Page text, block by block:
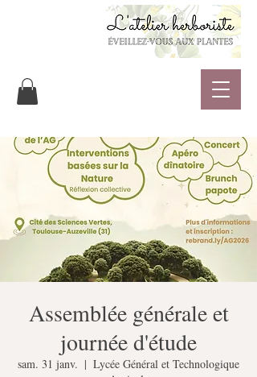
Assemblée générale et
journée d'étude
sam. 31 janv.
  |
Lycée Général et Technologique